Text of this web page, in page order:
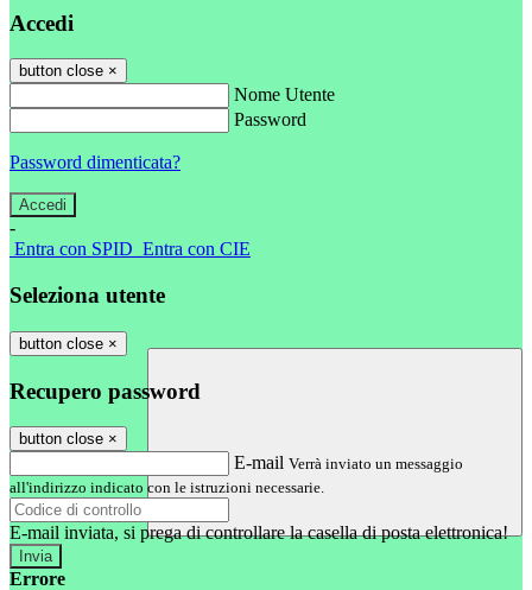
Accedi
button close ×
Nome Utente
Password
Password dimenticata?
-
Entra con SPID Entra con CIE
Seleziona utente
button close ×
Recupero password
button close ×
E-mail Verrà inviato un messaggio
all'indirizzo indicato con le istruzioni necessarie.
E-mail inviata, si prega di controllare la casella di posta elettronica!
Errore